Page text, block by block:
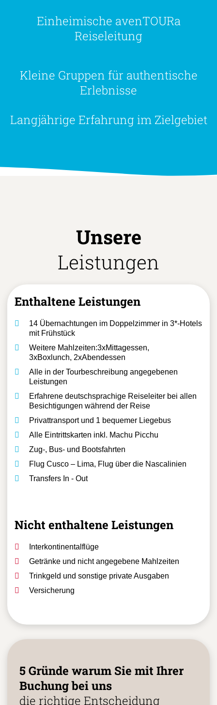
Einheimische avenTOURa
Reiseleitung
Kleine Gruppen für authentische
Erlebnisse
Langjährige Erfahrung im Zielgebiet
Unsere
Leistungen
Enthaltene Leistungen
14 Übernachtungen im Doppelzimmer in 3*-Hotels
mit Frühstück
Weitere Mahlzeiten:3xMittagessen,
3xBoxlunch, 2xAbendessen
Alle in der Tourbeschreibung angegebenen
Leistungen
Erfahrene deutschsprachige Reiseleiter bei allen
Besichtigungen während der Reise
Privattransport und 1 bequemer Liegebus
Alle Eintrittskarten inkl. Machu Picchu
Zug-, Bus- und Bootsfahrten
Flug Cusco – Lima, Flug über die Nascalinien
Transfers In - Out
Nicht enthaltene Leistungen
Interkontinentalflüge
Getränke und nicht angegebene Mahlzeiten
Trinkgeld und sonstige private Ausgaben
Versicherung
5 Gründe warum Sie mit Ihrer
Buchung bei uns
die richtige Entscheidung